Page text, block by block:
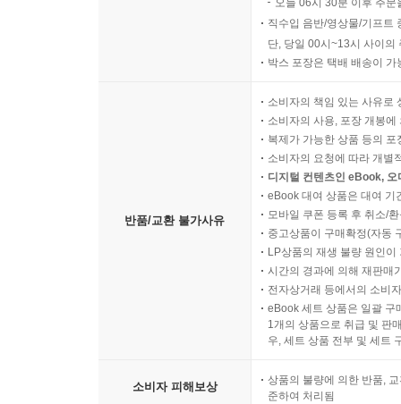
오늘 06시 30분 이후 주
직수입 음반/영상물/기프트
단, 당일 00시~13시 사이의
박스 포장은 택배 배송이
반품/교환 불가사유
소비자의 책임 있는 사유로
소비자의 사용, 포장 개봉
복제가 가능한 상품 등의
소비자의 요청에 따라 개별
디지털 컨텐츠인 eBook,
eBook 대여 상품은 대여 기
모바일 쿠폰 등록 후 취소/
중고상품이 구매확정(자동
LP상품의 재생 불량 원인
시간의 경과에 의해 재판매
전자상거래 등에서의 소비
eBook 세트 상품은 일괄 구
1개의 상품으로 취급 및 판
우, 세트 상품 전부 및 세트
소비자 피해보상
상품의 불량에 의한 반품,
준하여 처리됨